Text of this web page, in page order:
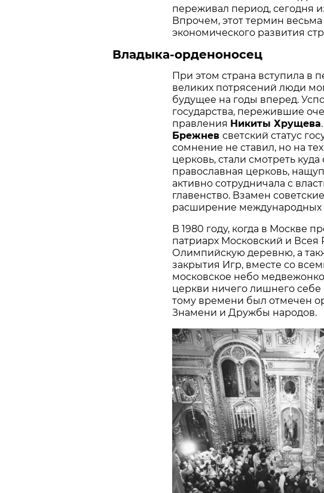
переживал период, сегодня
Впрочем, этот термин
экономического развития
Владыка-орденоносец
При этом страна вступила в
великих потрясений люди
будущее на годы вперед.
государства, пережившие
правления Никиты Хрущева.
Брежнев светский статус
сомнение не ставил, но на
церковь, стали смотреть
православная церковь,
активно сотрудничала с
главенство. Взамен
расширение международных
В 1980 году, когда в Москве
патриарх Московский и Всея
Олимпийскую деревню, а
закрытия Игр, вместе со
московское небо
церкви ничего лишнего
тому времени был отмечен
Знамени и Дружбы народов.